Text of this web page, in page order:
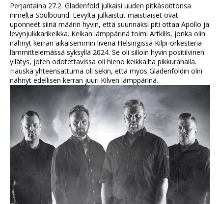
Perjantaina 27.2. Gladenfold julkaisi uuden pitkäsoittonsa
nimeltä Soulbound. Levyltä julkaistut maistiaiset ovat
uponneet siinä määrin hyvin, että suunnaksi piti ottaa Apollo ja
levynjulkkarikeikka. Keikan lämppärinä toimi Artkills, jonka olin
nähnyt kerran aikaisemmin livenä Helsingissä Kilpi-orkesteria
lämmittelemässä syksyllä 2024. Se oli silloin hyvin positiivinen
yllätys, joten odotettavissa oli hieno keikkailta pikkurahalla.
Hauska yhteensattuma oli sekin, että myös Gladenfoldin olin
nähnyt edellisen kerran juuri Kilven lämppärinä.